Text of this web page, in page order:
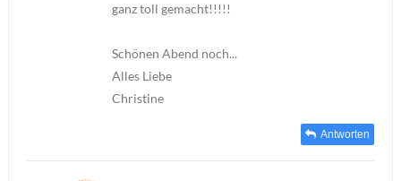
ganz toll gemacht!!!!!
Schönen Abend noch...
Alles Liebe
Christine
Antworten